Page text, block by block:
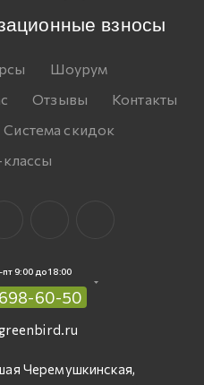
взносы
Шоурум
Отзывы
Контакты
Система скидок
пт 9:00 до 18:00
60-50
Черемушкинская,